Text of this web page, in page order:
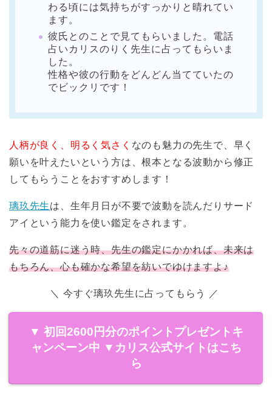
わる頃には気持ちがすっかりと晴れてい
ます。
彼氏とのことで見てもらいました。電話
占いカリスのりく先生に占ってもらいま
した。
性格や彼の行動をどんどん当てていたの
でビックリです！
人柄が良く、明るく気さく なのも魅力の先生で、早く
願いを叶えたいという方は、根本となる波動から修正
してもらうことをおすすめします！
璃玖先生は、生年月日が不要で波動を読んだりサード
アイという能力を使い鑑定をされます。
先々の道筋に迷う時、先生の鑑定にかかれば、未来は
もちろん、心も確かな希望を紡いでゆけますよ♪
＼ 今すぐ璃玖先生に占ってもらう ／
▼ 初回2600円分のポイントプレゼントキ
ャンペーン中 ▼ カリス公式サイトはこち
ら